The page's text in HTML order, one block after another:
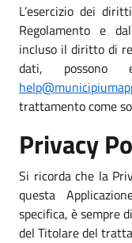
L’esercizio dei
Regolamento e
incluso il diritto di
dati, possono
trattamento come
Privacy
Si ricorda che la
questa
specifica, è sempre
del Titolare del